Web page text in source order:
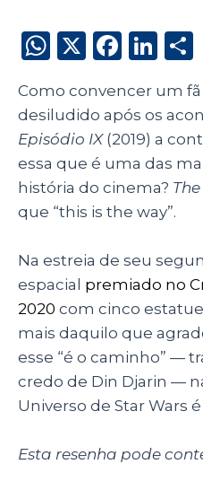
W
a
ts
A
p
p
X
F
c
e
b
o
o
Li
k
e
dI
n
Como convencer um
desiludido após os
Episódio IX (2019) a
essa que é uma das
história do cinema?
que “this is the way”.
Na estreia de seu
espacial premiado no
2020 com cinco
mais daquilo que
esse “é o caminho” —
credo de Din Djarin —
Universo de Star Wars
Esta resenha pode